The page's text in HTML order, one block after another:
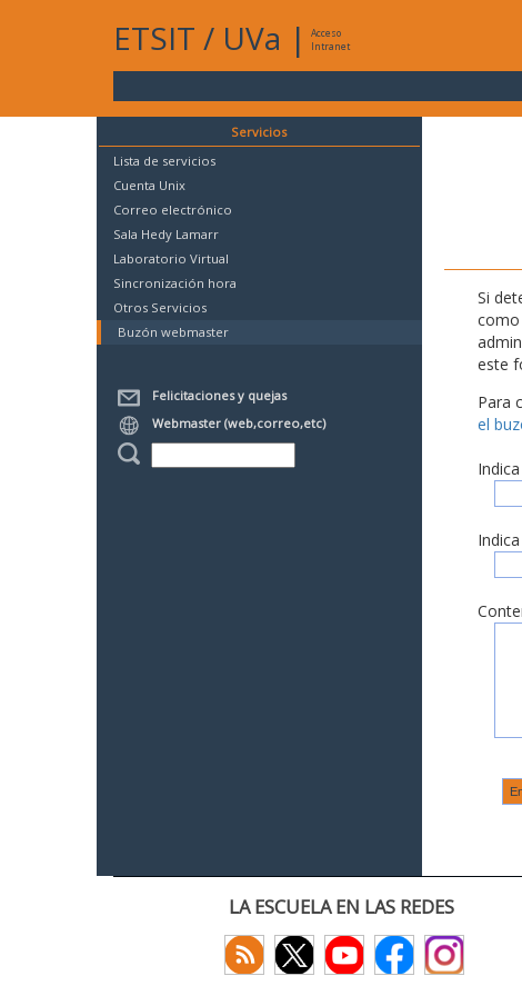
ETSIT / UVa |
Acceso
Intranet
Servicios
Lista de servicios
Cuenta Unix
Correo electrónico
Sala Hedy Lamarr
Laboratorio Virtual
Sincronización hora
Otros Servicios
Buzón webmaster
Felicitaciones y quejas
Webmaster (web,correo,etc)
Si
como
este
Para
el
LA ESCUELA EN LAS REDES